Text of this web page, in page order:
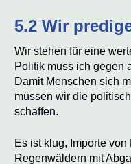
5.2 Wir
Wir stehen für eine
Politik muss ich gegen
Damit Menschen sich
müssen wir die
schaffen.
Es ist klug, Importe
Regenwäldern mit